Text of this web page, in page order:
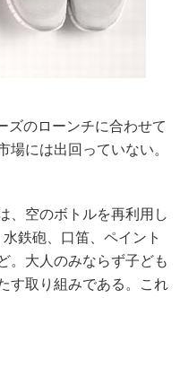
ズのローンチに合わせて
には出回っていない。
、空のボトルを再利用し
鉄砲、口笛、ペイント
。大人のみならず子ども
す取り組みである。これ